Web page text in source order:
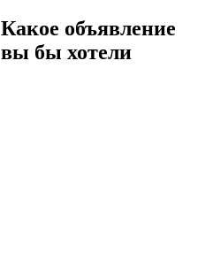
Какое объявление
вы бы хотели